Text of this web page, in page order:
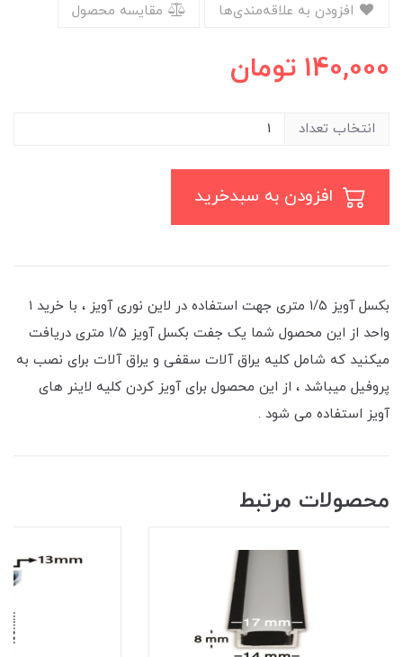
مقایسه محصول
140,000 تومان
انتخاب تعداد
بکسل آویز ۱/۵ متری جهت استفاده در لاین نوری آویز ، با خرید ۱
واحد از این محصول شما یک جفت بکسل آویز ۱/۵ متری دریافت
میکنید که شامل کلیه یراق آلات سقفی و یراق آلات برای نصب به
پروفیل میباشد ، از این محصول برای آویز کردن کلیه لاینر های
آویز استفاده می شود .
محصولات مرتبط